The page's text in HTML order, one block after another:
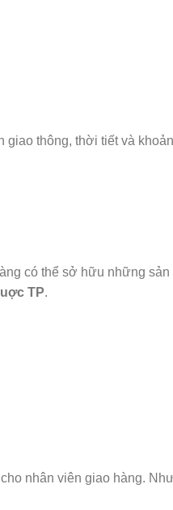
thông, thời tiết và
có thể sở hữu những sản
TP.
nhân viên giao hàng.